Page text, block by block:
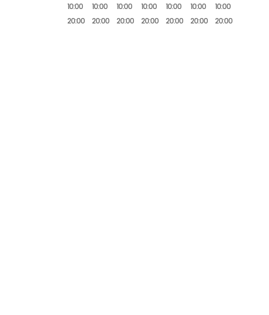
10:00
20:00
10:00
20:00
10:00
20:00
10:00
20:00
10:00
20:00
10:00
20:00
10:00
20:00